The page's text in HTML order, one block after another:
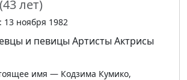
(43 лет)
ноября 1982
и певицы Артисты Актрисы
имя — Кодзима Кумико,